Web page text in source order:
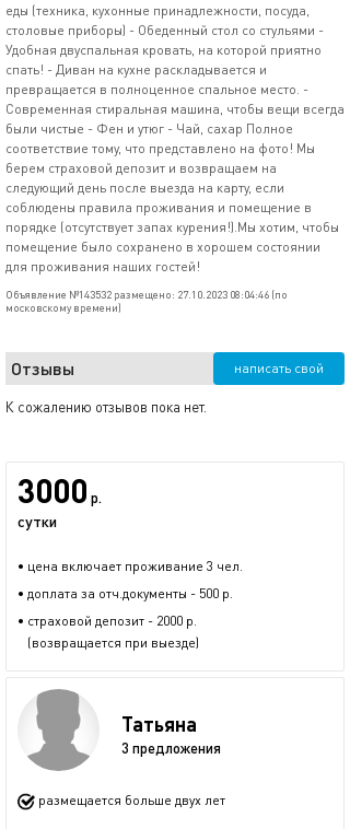
еды (техника, кухонные принадлежности, посуда,
столовые приборы) - Обеденный стол со стульями -
Удобная двуспальная кровать, на которой приятно
спать! - Диван на кухне раскладывается и
превращается в полноценное спальное место. -
Современная стиральная машина, чтобы вещи всегда
были чистые - Фен и утюг - Чай, сахар Полное
соответствие тому, что представлено на фото! Мы
берем страховой депозит и возвращаем на
следующий день после выезда на карту, если
соблюдены правила проживания и помещение в
порядке (отсутствует запах курения!).Мы хотим, чтобы
помещение было сохранено в хорошем состоянии
для проживания наших гостей!
Объявление №143532 размещено: 27.10.2023 08:04:46 (по
московскому времени)
Отзывы написать свой
К сожалению отзывов пока нет.
3000 р.
сутки
• цена включает проживание 3 чел.
• доплата за отч.документы - 500 р.
• страховой депозит - 2000 р.
(возвращается при выезде)
Татьяна
3 предложения
размещается больше двух лет